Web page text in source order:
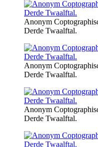
Anonym
Derde Twaalftal.
Anonym
Derde Twaalftal.
Anonym
Derde Twaalftal.